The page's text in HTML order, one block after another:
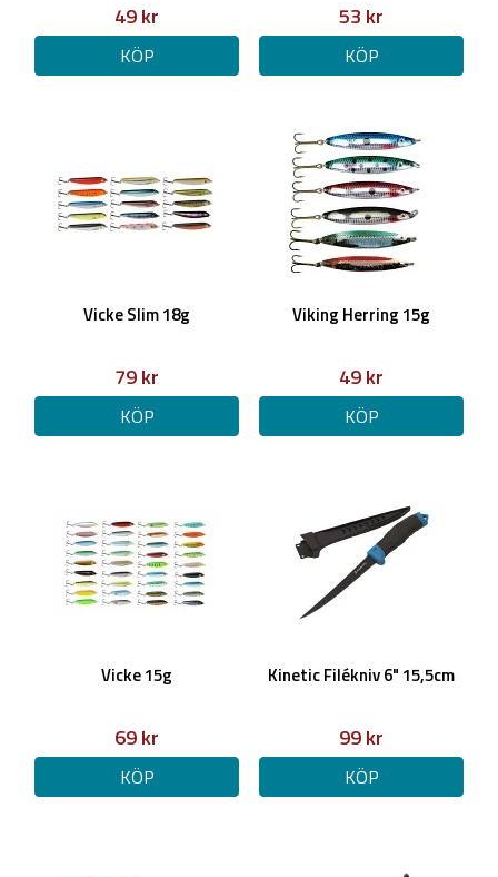
49 kr
KÖP
53 kr
KÖP
Vicke Slim 18g
79 kr
KÖP
Viking Herring 15g
49 kr
KÖP
Vicke 15g
69 kr
KÖP
Kinetic Filékniv 6" 15,5cm
99 kr
KÖP